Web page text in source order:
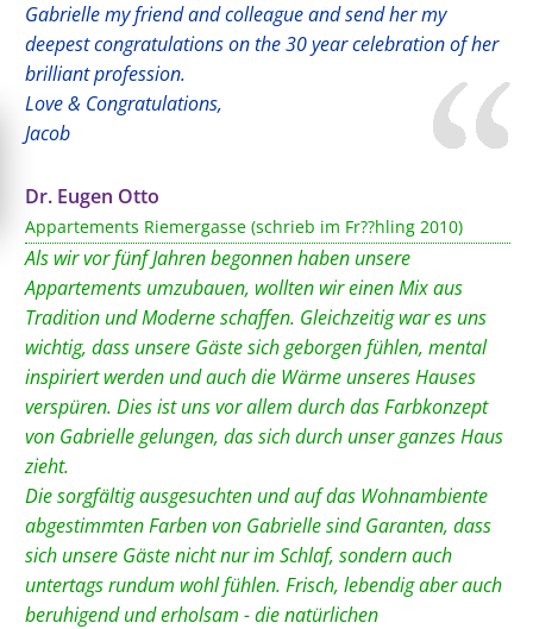
Gabrielle my friend and colleague and send her my
deepest congratulations on the 30 year celebration of her
brilliant profession.
Love & Congratulations,
Jacob
Dr. Eugen Otto
Appartements Riemergasse (schrieb im Fr??hling 2010)
Als wir vor fünf Jahren begonnen haben unsere
Appartements umzubauen, wollten wir einen Mix aus
Tradition und Moderne schaffen. Gleichzeitig war es uns
wichtig, dass unsere Gäste sich geborgen fühlen, mental
inspiriert werden und auch die Wärme unseres Hauses
verspüren. Dies ist uns vor allem durch das Farbkonzept
von Gabrielle gelungen, das sich durch unser ganzes Haus
zieht.
Die sorgfältig ausgesuchten und auf das Wohnambiente
abgestimmten Farben von Gabrielle sind Garanten, dass
sich unsere Gäste nicht nur im Schlaf, sondern auch
untertags rundum wohl fühlen. Frisch, lebendig aber auch
beruhigend und erholsam - die natürlichen